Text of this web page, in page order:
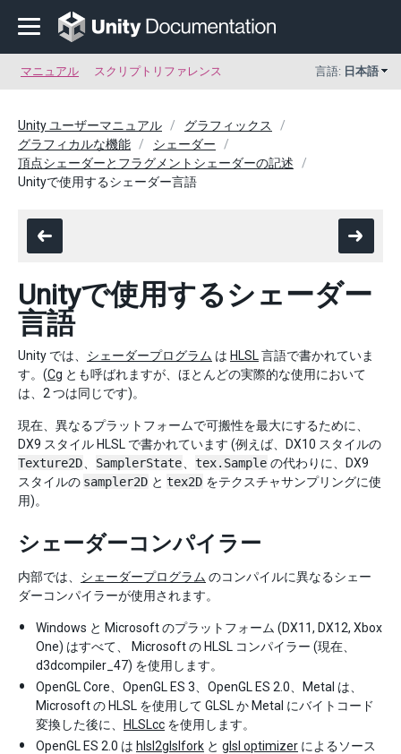
マニュアル スクリプトリファレンス 言語: 日本語
Unity ユーザーマニュアル
グラフィックス
グラフィカルな機能
シェーダー
頂点シェーダーとフラグメントシェーダーの記述
Unityで使用するシェーダー言語
Unityで使用するシェーダー
言語
Unity では、 シェーダープログラム は HLSL 言語で書かれていま
す。(Cg とも呼ばれますが、ほとんどの実際的な使用において
は、2 つは同じです)。
現在、異なるプラットフォームで可搬性を最大にするために、
DX9 スタイル HLSL で書かれています (例えば、DX10 スタイルの
Texture2D
SamplerState tex.Sample の代わりに、DX9
スタイルの sampler2D と tex2D をテクスチャサンプリングに使
用)。
シェーダーコンパイラー
内部では、 シェーダープログラム のコンパイルに異なるシェー
ダーコンパイラーが使用されます。
Windows と Microsoft のプラットフォーム (DX11, DX12, Xbox
One) はすべて、 Microsoft の HLSL コンパイラー (現在、
d3dcompiler_47) を使用します。
OpenGL Core、OpenGL ES 3、OpenGL ES 2.0、Metal は、
Microsoft の HLSL を使用して GLSL か Metal にバイトコード
変換した後に、
HLSLcc を使用します。
OpenGL ES 2.0 は hlsl2glslfork と glsl optimizer によるソース